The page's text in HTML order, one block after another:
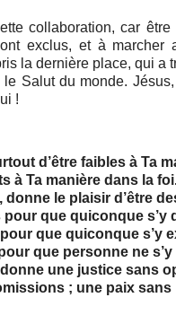
collaboration, car
exclus, et à marcher
la dernière place, qui a
Salut du monde.
!
d’être faibles à Ta
à Ta manière dans la
donne le plaisir d’être
pour que quiconque s’y
que quiconque s’y
que personne ne
une justice sans
; une paix